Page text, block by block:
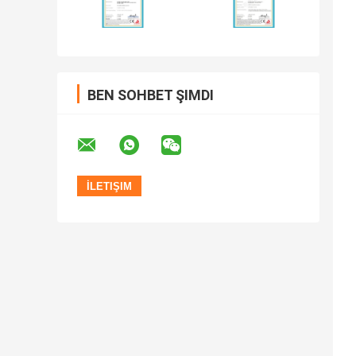
BEN SOHBET ŞIMDI